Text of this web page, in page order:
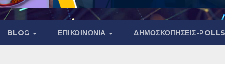
BLOG ΕΠΙΚΟΙΝΩΝΙΑ ΔΗΜΟΣΚΟΠΉΣΕΙΣ-POLLS